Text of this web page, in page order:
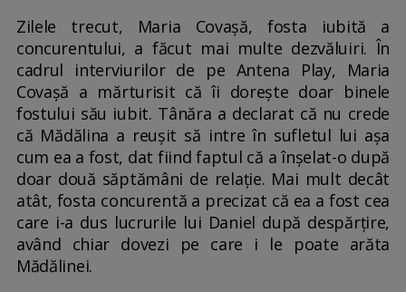
Zilele trecut, Maria Covașă, fosta iubită a
concurentului, a făcut mai multe dezvăluiri. În
cadrul interviurilor de pe Antena Play, Maria
Covașă a mărturisit că îi dorește doar binele
fostului său iubit. Tânăra a declarat că nu crede
că Mădălina a reușit să intre în sufletul lui așa
cum ea a fost, dat fiind faptul că a înșelat-o după
doar două săptămâni de relație. Mai mult decât
atât, fosta concurentă a precizat că ea a fost cea
care i-a dus lucrurile lui Daniel după despărțire,
având chiar dovezi pe care i le poate arăta
Mădălinei.